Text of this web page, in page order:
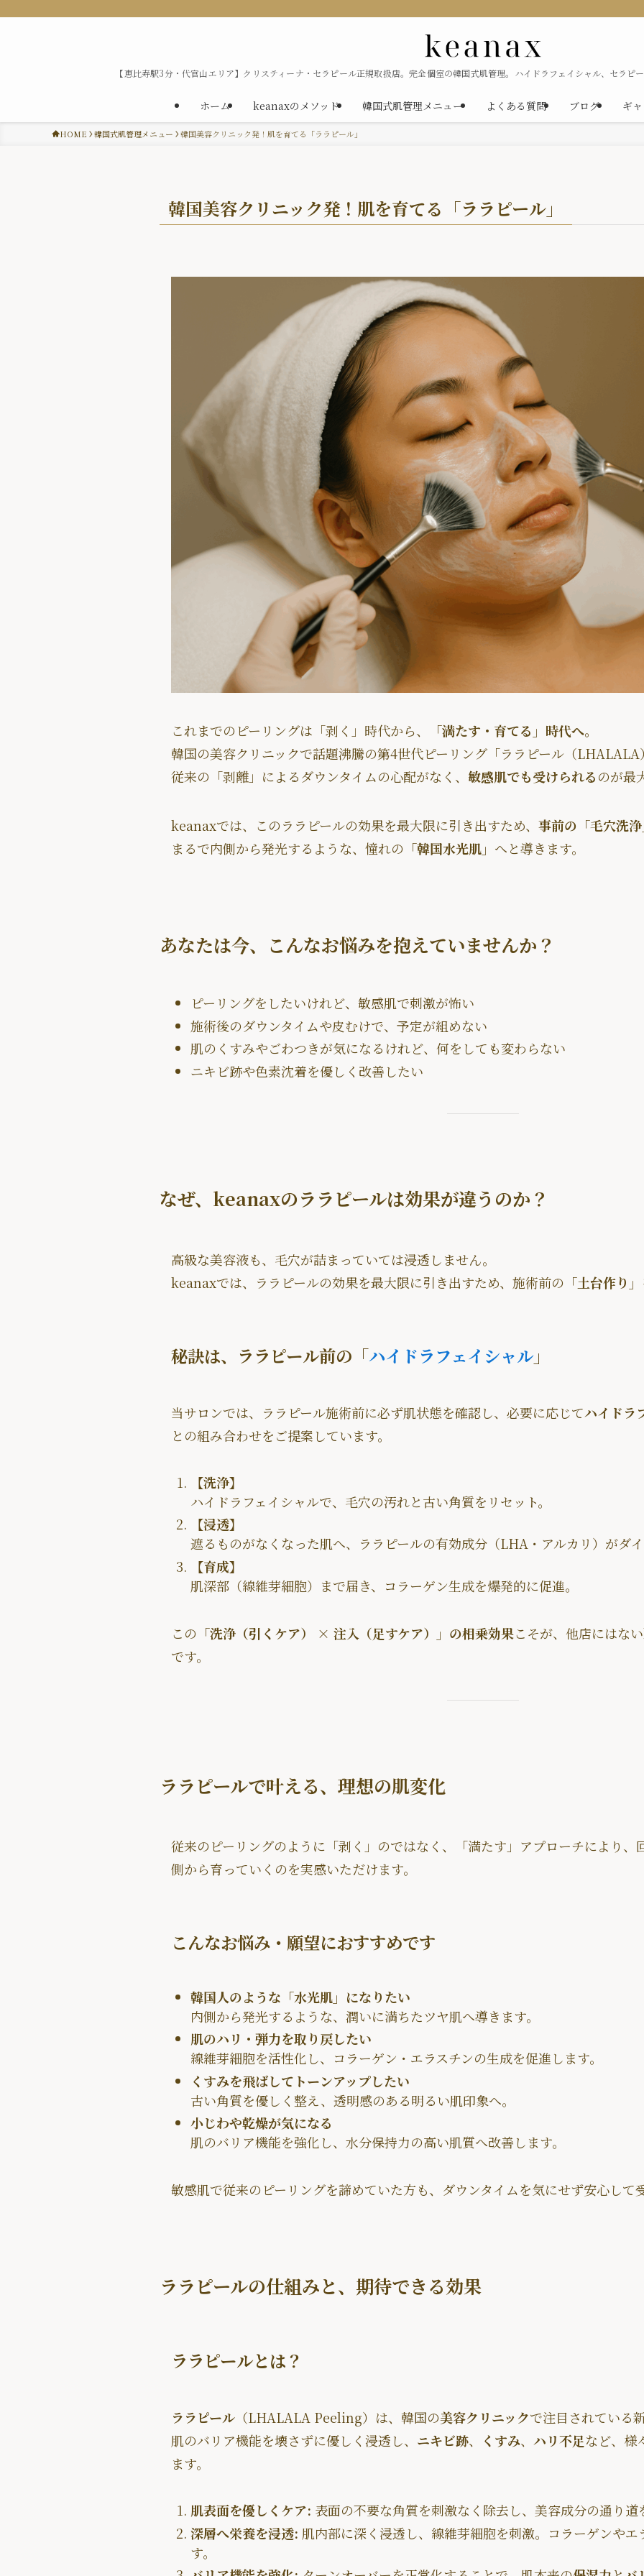
【恵比寿駅3分・代官山エリア】クリスティーナ・セラピール正規取扱店。完全個室の韓国式肌管理。ハイドラフェイシャル、セラピ
ホーム keanaxのメソッド 韓国式肌管理メニュー よくある質問 ブログ ギ
HOME 韓国式肌管理メニュー 韓国美容クリニック発！肌を育てる「ララピール」
韓国美容クリニック発！肌を育てる「ララピール」
これまでのピーリングは「剥く」時代から、
「満たす・育てる」時代へ。
韓国の美容クリニックで話題沸騰の第4世代ピーリング「ララピール（LHALALA
従来の「剥離」によるダウンタイムの心配がなく、 敏感肌でも受けられるのが最
keanaxでは、このララピールの効果を最大限に引き出すため、 事前の「毛穴洗浄
まるで内側から発光するような、憧れの 「韓国水光肌」 へと導きます。
あなたは今、こんなお悩みを抱えていませんか？
ピーリングをしたいけれど、敏感肌で刺激が怖い
施術後のダウンタイムや皮むけで、予定が組めない
肌のくすみやごわつきが気になるけれど、何をしても変わらない
ニキビ跡や色素沈着を優しく改善したい
なぜ、keanaxのララピールは効果が違うのか？
高級な美容液も、毛穴が詰まっていては浸透しません。
keanaxでは、ララピールの効果を最大限に引き出すため、施術前の 「土台作り」
秘訣は、ララピール前の「ハイドラフェイシャル」
当サロンでは、ララピール施術前に必ず肌状態を確認し、必要に応じてハイドラ
との組み合わせをご提案しています。
【洗浄】
ハイドラフェイシャルで、毛穴の汚れと古い角質をリセット。
【浸透】
遮るものがなくなった肌へ、ララピールの有効成分（LHA・アルカリ）がダイ
【育成】
肌深部（線維芽細胞）まで届き、コラーゲン生成を爆発的に促進。
この 「洗浄（引くケア） × 注入（足すケア）」の相乗効果こそが、他店にはな
です。
ララピールで叶える、理想の肌変化
従来のピーリングのように「剥く」のではなく、「満たす」アプローチにより、
側から育っていくのを実感いただけます。
こんなお悩み・願望におすすめです
韓国人のような「水光肌」になりたい
内側から発光するような、潤いに満ちたツヤ肌へ導きます。
肌のハリ・弾力を取り戻したい
線維芽細胞を活性化し、コラーゲン・エラスチンの生成を促進します。
くすみを飛ばしてトーンアップしたい
古い角質を優しく整え、透明感のある明るい肌印象へ。
小じわや乾燥が気になる
肌のバリア機能を強化し、水分保持力の高い肌質へ改善します。
敏感肌で従来のピーリングを諦めていた方も、ダウンタイムを気にせず安心して
ララピールの仕組みと、期待できる効果
ララピールとは？
ララピール （LHALALA Peeling）は、韓国の美容クリニックで注目されている
肌のバリア機能を壊さずに優しく浸透し、 ニキビ跡、 くすみ、 ハリ不足など、様
ます。
肌表面を優しくケア: 表面の不要な角質を刺激なく除去し、美容成分の通り道
深層へ栄養を浸透: 肌内部に深く浸透し、線維芽細胞を刺激。コラーゲンやエ
す。